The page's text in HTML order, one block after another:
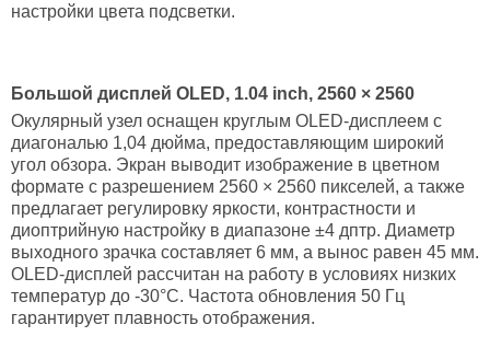
настройки цвета подсветки.
Большой дисплей OLED, 1.04 inch, 2560 × 2560
Окулярный узел оснащен круглым OLED-дисплеем с
диагональю 1,04 дюйма, предоставляющим широкий
угол обзора. Экран выводит изображение в цветном
формате с разрешением 2560 × 2560 пикселей, а также
предлагает регулировку яркости, контрастности и
диоптрийную настройку в диапазоне ±4 дптр. Диаметр
выходного зрачка составляет 6 мм, а вынос равен 45 мм.
OLED-дисплей рассчитан на работу в условиях низких
температур до -30°C. Частота обновления 50 Гц
гарантирует плавность отображения.